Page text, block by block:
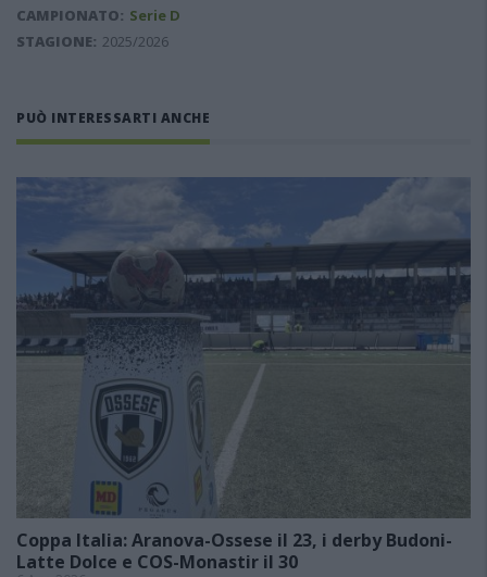
CAMPIONATO: Serie D
STAGIONE: 2025/2026
PUÒ INTERESSARTI ANCHE
Coppa Italia: Aranova-Ossese il 23, i derby Budoni-
Latte Dolce e COS-Monastir il 30